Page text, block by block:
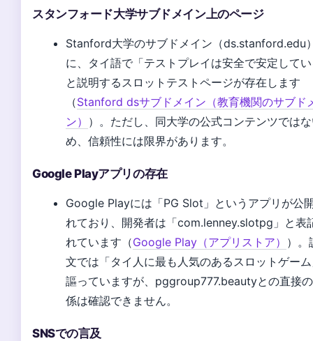
スタンフォード大学サブドメイン上のページ
Stanford大学のサブドメイン（ds.stanford.edu
に、タイ語で「テストプレイは安全で安定して
と説明するスロットテストページが存在します
（Stanford dsサブドメイン（教育機関のサブド
ン） ）。ただし、同大学の公式コンテンツでは
め、信頼性には限界があります。
Google Playアプリの存在
Google Playには「PG Slot」というアプリが公
れており、開発者は「com.lenney.slotpg」と表
れています（Google Play（アプリストア） ）。
文では「タイ人に最も人気のあるスロットゲー
謳っていますが、pggroup777.beautyとの直接
係は確認できません。
SNSでの言及